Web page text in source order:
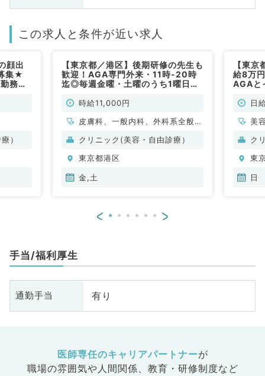
この求人と条件が近い求人
顔出
集★
務！
）
【東京都／港区】後期研修の先生も
歓迎！AGA専門外来・11時-20時
迄◎毎週金曜・土曜のうち1曜日～
時給11,000円
皮膚科、一般内科、外科系全般、
一般外科、美容皮膚科、科目不問
クリニック(美容・自由診療）
東京都港区
金,土
【東
給8万
AGAと
日
美
ク
東
日
< >
手当/福利厚生
通勤手当 有り
医師専任のキャリアパートナーが
職場の雰囲気や人間関係、 教育・研修制度など